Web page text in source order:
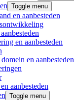
Toggle menu
en aanbesteden
en aanbesteden
en aanbesteden
aanbesteden
Toggle menu